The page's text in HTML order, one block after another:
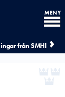
från SMHI
MENY